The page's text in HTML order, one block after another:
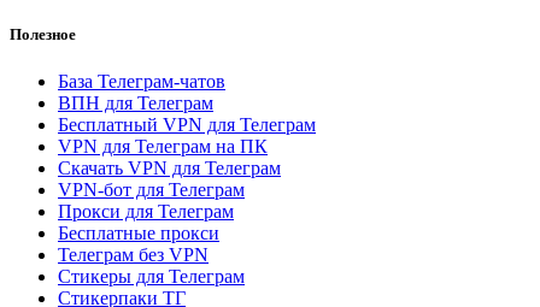
Полезное
База Телеграм-чатов
ВПН для Телеграм
Бесплатный VPN для Телеграм
VPN для Телеграм на ПК
Скачать VPN для Телеграм
VPN-бот для Телеграм
Прокси для Телеграм
Бесплатные прокси
Телеграм без VPN
Стикеры для Телеграм
Стикерпаки ТГ